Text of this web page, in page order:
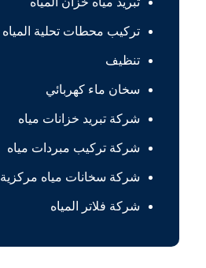
تركيب محطات تحلية المياه
تنظيف
سخان ماء كهربائي
شركة تبريد خزانات مياه
شركة تركيب مبردات مياه
شركة سخانات مياه مركزية
شركة فلاتر المياه